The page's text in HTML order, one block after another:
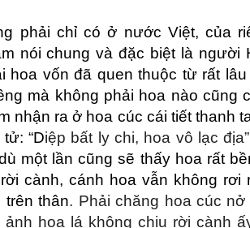
phải chỉ có ở nước Việt, của
nói chung và đặc biệt là người
hoa vốn đã quen thuộc từ rất
mà không phải hoa nào cũng
nhận ra ở hoa cúc cái tiết thanh
“Diệp bất ly chi, hoa vô lạc địa”
một lần cũng sẽ thấy hoa rất
cành, cánh hoa vẫn không rơi
trên thân. Phải chăng hoa cúc
hoa lá không chịu rời cành